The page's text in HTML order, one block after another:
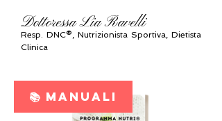
Dottoressa Lia Ravelli
Resp. DNC®, Nutrizionista Sportiva, Dietista
Clinica
📚 MANUALI